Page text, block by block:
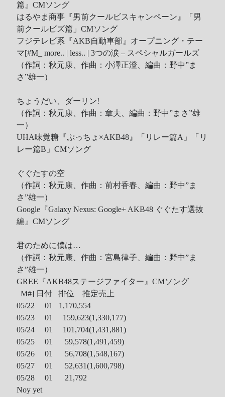
ShiwunonORICON オリコン芸能ニュース APK 無廣告版
tabahiko
on ORICON オリコン芸能ニュース APK 無廣告
版
Hina
on
Textcube的Nginx Rewrite
GC Fans
on ZARD Request Best ～beautiful memory～
ORICON RANK
Archives
Archives
篇』CMソング
はるやま商事『男前クールビスキャンペーン』「男
前クールビズ篇」CMソング
フジテレビ系『AKB自動車部』オープニング・テー
マ[#M_ more.. | less.. | 3つの涙 – スペシャルガールズ
（作詞：秋元康、作曲：小澤正澄、編曲：野中”ま
さ”雄一）
ちょうだい、ダーリン!
（作詞：秋元康、作曲：章夫、編曲：野中”まさ”雄
一）
UHA味覚糖『ぷっちょ×AKB48』「リレー篇A」「リ
レー篇B」CMソング
ぐぐたすの空
（作詞：秋元康、作曲：前村香春、編曲：野中”ま
さ”雄一）
Google『Galaxy Nexus: Google+ AKB48 ぐぐたす選抜
編』CMソング
君のために僕は…
（作詞：秋元康、作曲：宮島律子、編曲：野中”ま
さ”雄一）
GREE『AKB48ステージファイター』CMソング
_M#] 日付 排位 推定売上
05/22 01 1,170,554
05/23 01 159,623(1,330,177)
05/24 01 101,704(1,431,881)
05/25 01 59,578(1,491,459)
05/26 01 56,708(1,548,167)
05/27 01 52,631(1,600,798)
05/28 01 21,792
Noy yet